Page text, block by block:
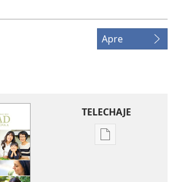
Apre
TELECHAJE
Opsyon